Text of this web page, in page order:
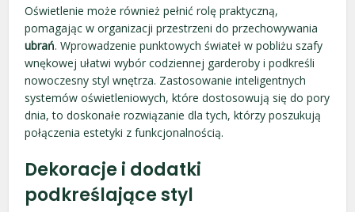
Oświetlenie może również pełnić rolę praktyczną,
pomagając w organizacji przestrzeni do przechowywania
ubrań. Wprowadzenie punktowych świateł w pobliżu szafy
wnękowej ułatwi wybór codziennej garderoby i podkreśli
nowoczesny styl wnętrza. Zastosowanie inteligentnych
systemów oświetleniowych, które dostosowują się do pory
dnia, to doskonałe rozwiązanie dla tych, którzy poszukują
połączenia estetyki z funkcjonalnością.
Dekoracje i dodatki
podkreślające styl